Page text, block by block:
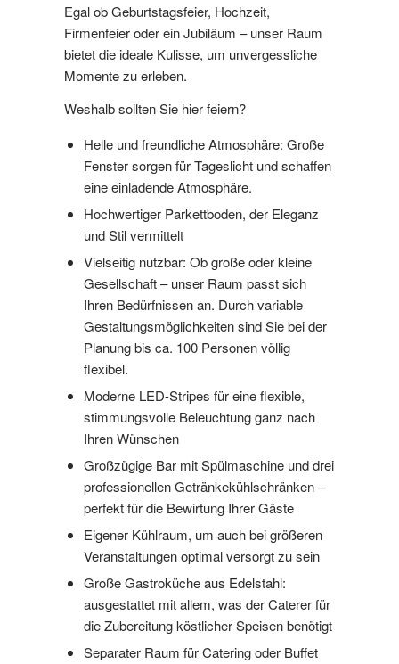
Egal ob Geburtstagsfeier, Hochzeit,
Firmenfeier oder ein Jubiläum – unser Raum
bietet die ideale Kulisse, um unvergessliche
Momente zu erleben.
Weshalb sollten Sie hier feiern?
Helle und freundliche Atmosphäre: Große
Fenster sorgen für Tageslicht und schaffen
eine einladende Atmosphäre.
Hochwertiger Parkettboden, der Eleganz
und Stil vermittelt
Vielseitig nutzbar: Ob große oder kleine
Gesellschaft – unser Raum passt sich
Ihren Bedürfnissen an. Durch variable
Gestaltungsmöglichkeiten sind Sie bei der
Planung bis ca. 100 Personen völlig
flexibel.
Moderne LED-Stripes für eine flexible,
stimmungsvolle Beleuchtung ganz nach
Ihren Wünschen
Großzügige Bar mit Spülmaschine und drei
professionellen Getränkekühlschränken –
perfekt für die Bewirtung Ihrer Gäste
Eigener Kühlraum, um auch bei größeren
Veranstaltungen optimal versorgt zu sein
Große Gastroküche aus Edelstahl:
ausgestattet mit allem, was der Caterer für
die Zubereitung köstlicher Speisen benötigt
Separater Raum für Catering oder Buffet